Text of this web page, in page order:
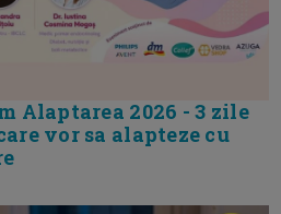
Alaptarea 2026 - 3 zile
vor sa alapteze cu